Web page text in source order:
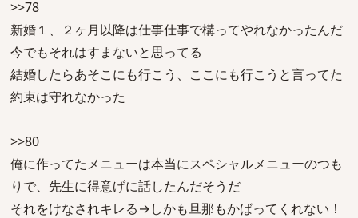
>>78
新婚１、２ヶ月以降は仕事仕事で構ってやれなかったんだ
今でもそれはすまないと思ってる
結婚したらあそこにも行こう、ここにも行こうと言ってた
約束は守れなかった
>>80
俺に作ってたメニューは本当にスペシャルメニューのつも
りで、先生に得意げに話したんだそうだ
それをけなされキレる→しかも旦那もかばってくれない！